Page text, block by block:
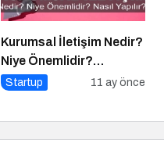
Kurumsal İletişim Nedir?
Niye Önemlidir?
Kurumsal İletişim Nasıl
Startup 11 ay önce